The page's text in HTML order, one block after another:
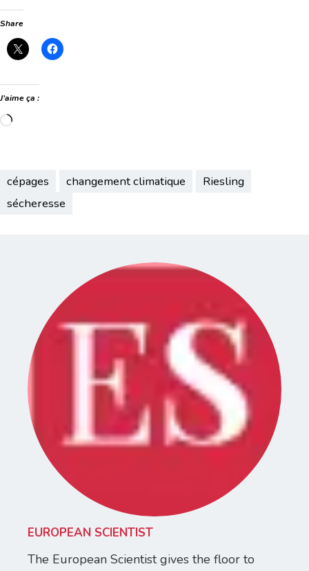
Share
J’aime ça :
Chargement…
cépages changement climatique
Riesling
sécheresse
EUROPEAN SCIENTIST
The European Scientist gives the floor to